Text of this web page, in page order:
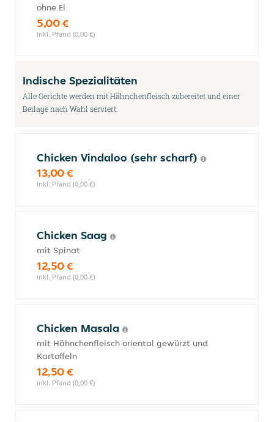
ohne Ei
5,00 €
inkl. Pfand (0,00 €)
Indische Spezialitäten
Alle Gerichte werden mit Hähnchenfleisch zubereitet und einer
Beilage nach Wahl serviert.
Chicken Vindaloo (sehr scharf)
13,00 €
inkl. Pfand (0,00 €)
Chicken Saag
mit Spinat
12,50 €
inkl. Pfand (0,00 €)
Chicken Masala
mit Hähnchenfleisch oriental gewürzt und
Kartoffeln
12,50 €
inkl. Pfand (0,00 €)